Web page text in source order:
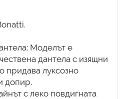
Моделът е
дантела с изящни
придава луксозно
допир.
с леко повдигната